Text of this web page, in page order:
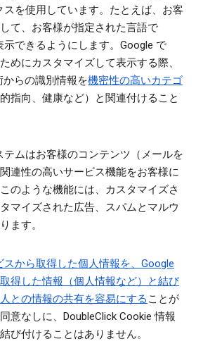
スを使用しています。たとえば、お客
て、お客様が指定された言語で
示できるようにします。Google で
めにカスタマイズして表示する際、
らの識別情報を機密性の高いカテゴ
指向、健康など）と関連付けること
テムはお客様のコンテンツ（メールを
連性の高いサービス機能をお客様に
のような機能には、カスタマイズさ
マイズされた広告、スパムとマルウ
ます。
スから取得した個人情報を、Google
得した情報（個人情報など）と結び
との情報の共有を容易にする ことが
意なしに、DoubleClick Cookie 情報
び付けることはありません。